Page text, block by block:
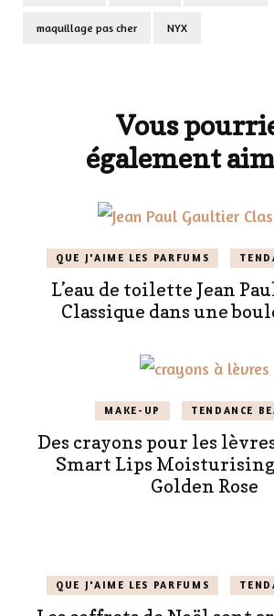
maquillage pas cher NYX
Vous
également
QUE J'AIME LES PARFUMS
L’eau de toilette Jean
Classique dans une
MAKE-UP TENDANCE
Des crayons pour les
Smart Lips
Golden Rose
QUE J'AIME LES PARFUMS